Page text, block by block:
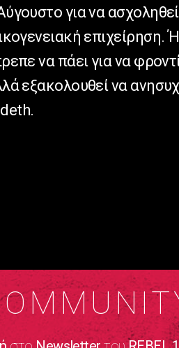
για να
επιχείρηση.
να πάει για να
εξακολουθεί να